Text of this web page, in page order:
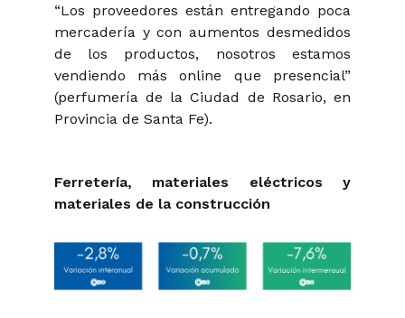
“Los proveedores están entregando poca
mercadería y con aumentos desmedidos
de los productos, nosotros estamos
vendiendo más online que presencial”
(perfumería de la Ciudad de Rosario, en
Provincia de Santa Fe).
Ferretería, materiales eléctricos y
materiales de la construcción